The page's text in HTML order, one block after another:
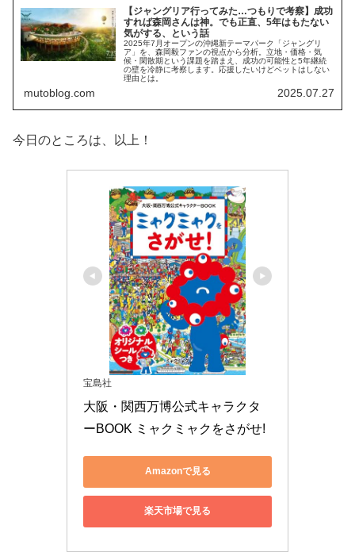
【ジャングリア行ってみた…つもりで考察】成功
すれば森岡さんは神。でも正直、5年はもたない
気がする、という話
2025年7月オープンの沖縄新テーマパーク「ジャングリ
ア」を、森岡毅ファンの視点から分析。立地・価格・気
候・閑散期という課題を踏まえ、成功の可能性と5年継続
の壁を冷静に考察します。応援したいけどベットはしない
理由とは。
mutoblog.com 2025.07.27
今日のところは、以上！
宝島社
大阪・関西万博公式キャラクタ
ーBOOK ミャクミャクをさがせ!
Amazonで見る
楽天市場で見る